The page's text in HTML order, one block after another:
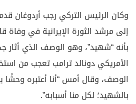
وكان الرئيس التركي رجب أردوغان
إلى مرشد الثورة الإيرانية في
بأنه “شهيد”، وهو الوصف الذي أثار
الأمريكي دونالد ترامب تعجب من
الوصف، وقال أمس “أنا أعتبره وحشًا
بالشهيد؛ لكل منا أسبابه”.